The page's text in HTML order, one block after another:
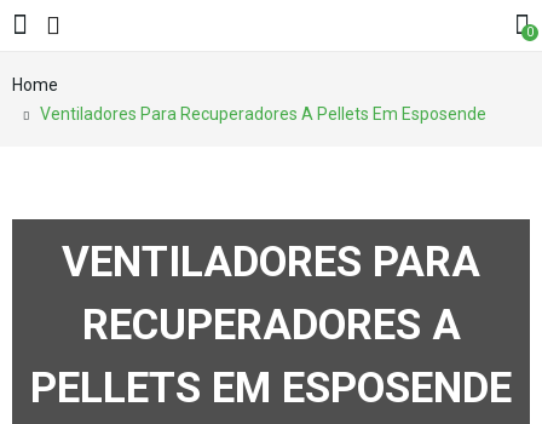
0
Home
Ventiladores Para Recuperadores A Pellets Em Esposende
VENTILADORES PARA
RECUPERADORES A
PELLETS EM ESPOSENDE